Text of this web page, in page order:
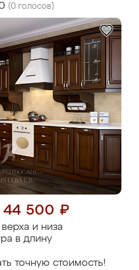
(0 голосов)
44 500 ₽
и низа
в длину
точную стоимость!